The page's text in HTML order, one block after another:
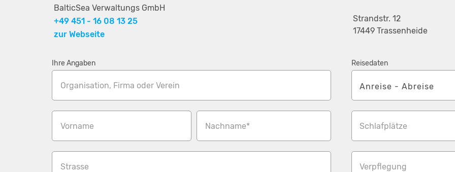
BalticSea Verwaltungs GmbH
+49 451 - 16 08 13 25
zur Webseite
Strandstr. 12
17449 Trassenheide
Ihre Angaben
Organisation, Firma oder Verein
Vorname Nachname*
Strasse
Reisedaten
Schlafplätze
Verpflegung